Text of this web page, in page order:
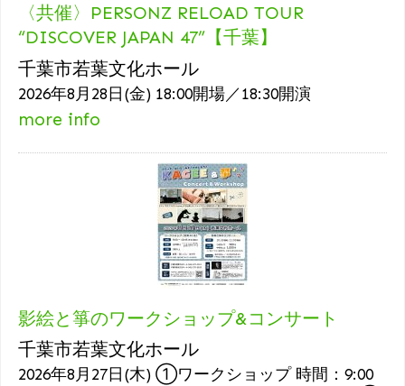
〈共催〉PERSONZ RELOAD TOUR
“DISCOVER JAPAN 47”【千葉】
千葉市若葉文化ホール
2026年8月28日(金) 18:00開場／18:30開演
more info
影絵と箏のワークショップ&コンサート
千葉市若葉文化ホール
2026年8月27日(木) ①ワークショップ 時間：9:00